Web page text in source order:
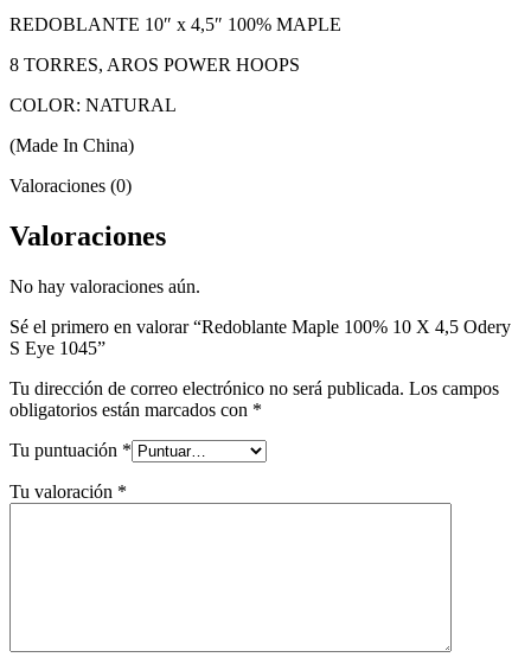
REDOBLANTE 10″ x 4,5″ 100% MAPLE
8 TORRES, AROS POWER HOOPS
COLOR: NATURAL
(Made In China)
Valoraciones (0)
Valoraciones
No hay valoraciones aún.
Sé el primero en valorar “Redoblante Maple 100% 10 X 4,5 Odery
S Eye 1045”
Tu dirección de correo electrónico no será publicada. Los campos
obligatorios están marcados con *
Tu puntuación *
Tu valoración *